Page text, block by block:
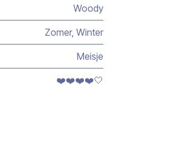
Woody
Zomer, Winter
Meisje
❤️❤️❤️❤️🤍